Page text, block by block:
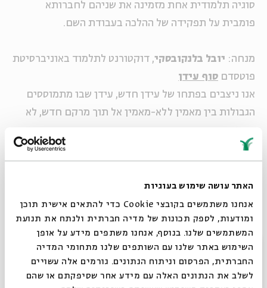
האתר עושה שימוש בעוגיות
אנחנו משתמשים בקובצי Cookie כדי להתאים אישית תוכן
ומודעות, לספק תכונות של מדיה חברתית ולנתח את תנועת
המשתמשים שלנו. בנוסף, אנחנו משתפים מידע על אופן
השימוש באתר שלנו עם השותפים שלנו מתחומי המדיה
החברתית, הפרסום וניתוח הנתונים. גורמים אלה עשויים
לשלב את הנתונים האלה עם מידע אחר שסיפקתם או שהם
סוגיה תלמודית אחת מזמינה את שניהם לחברותא
פומבית על תפקידה של ההלכה בעבודת השם.
מנחה: יובל בלנקובסקי, דוקטורנט לתלמוד באוניברסיטת
פוטסדם סוף עידן
אנו ניצבים בפתחו של עידן חדש, עידן שבו מתמוססים
הגבולות בין מאמין ללא-מאמין אל תוך מרקם חדש, לא
את הקשר שלו לתפיסה היהודית: מה הוא מחדד בה ועל
מה הוא מאיים.
סגור